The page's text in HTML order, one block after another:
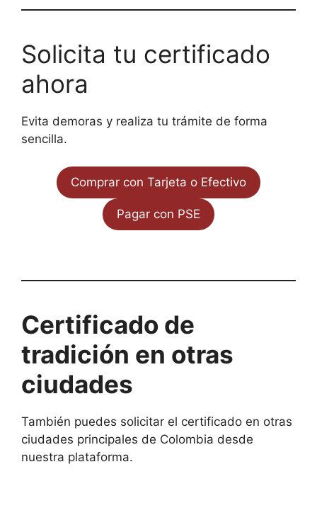
Solicita tu certificado
ahora
Evita demoras y realiza tu trámite de forma
sencilla.
Comprar con Tarjeta o Efectivo
Pagar con PSE
Certificado de
tradición en otras
ciudades
También puedes solicitar el certificado en otras
ciudades principales de Colombia desde
nuestra plataforma.